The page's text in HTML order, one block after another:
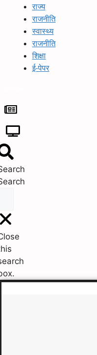
राज्य
राजनीति
स्वास्थ्य
राजनीति
शिक्षा
ई-पेपर